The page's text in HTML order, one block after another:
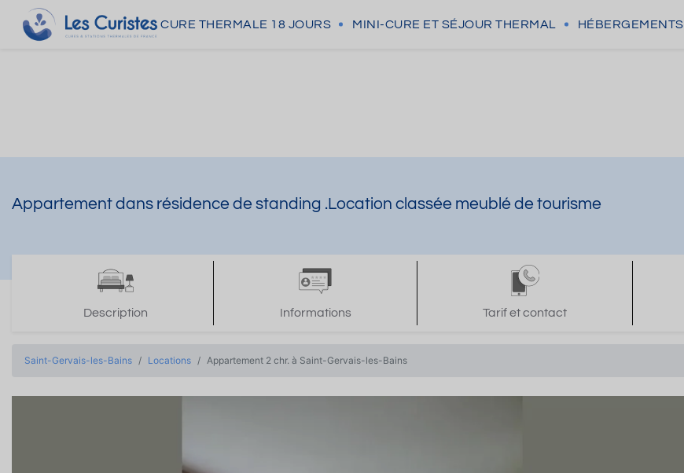
CURE THERMALE 18 JOURS MINI-CURE ET SÉJOUR THERMAL HÉBERGEMENTS
Appartement dans résidence de standing .Location classée meublé de tourisme
Description Informations Tarif et contact
Saint-Gervais-les-Bains Locations Appartement 2 chr. à Saint-Gervais-les-Bains